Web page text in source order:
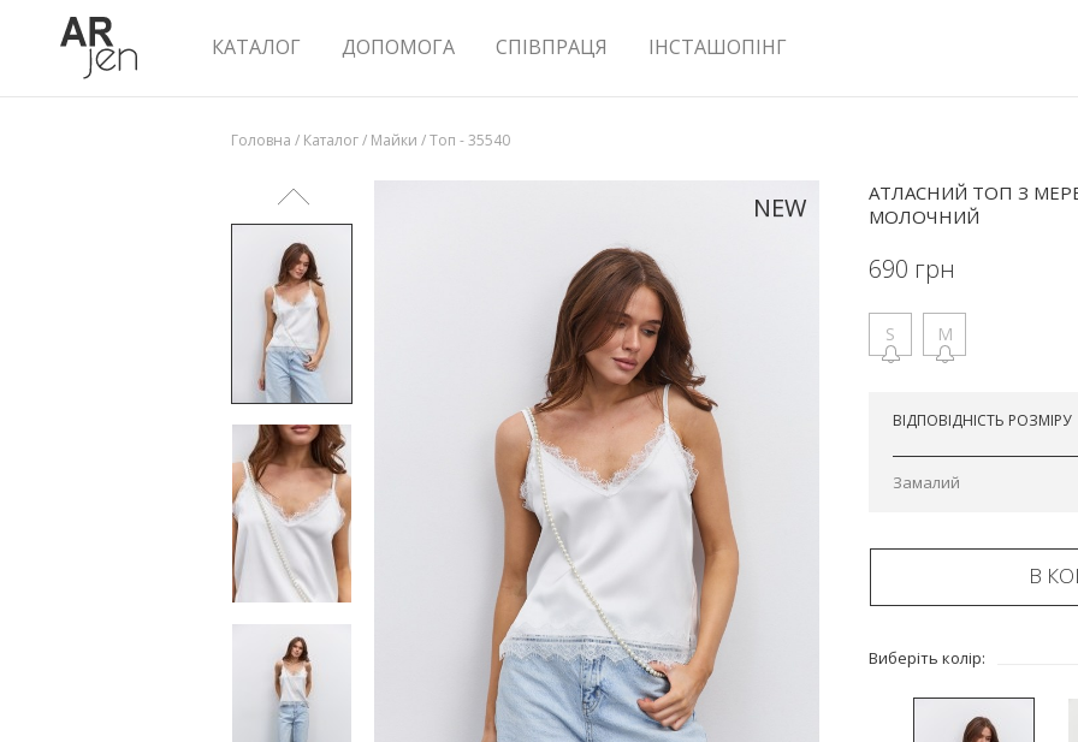
КАТАЛОГ ДОПОМОГА СПІВПРАЦЯ ІНСТАШОПІНГ
Головна / Каталог/ Майки /Топ - 35540
АТЛАСНИЙ ТОП З
МОЛОЧНИЙ
690 грн
S M
ВІДПОВІДНІСТЬ РОЗМІРУ
Замалий
В
Виберіть колір:
NEW